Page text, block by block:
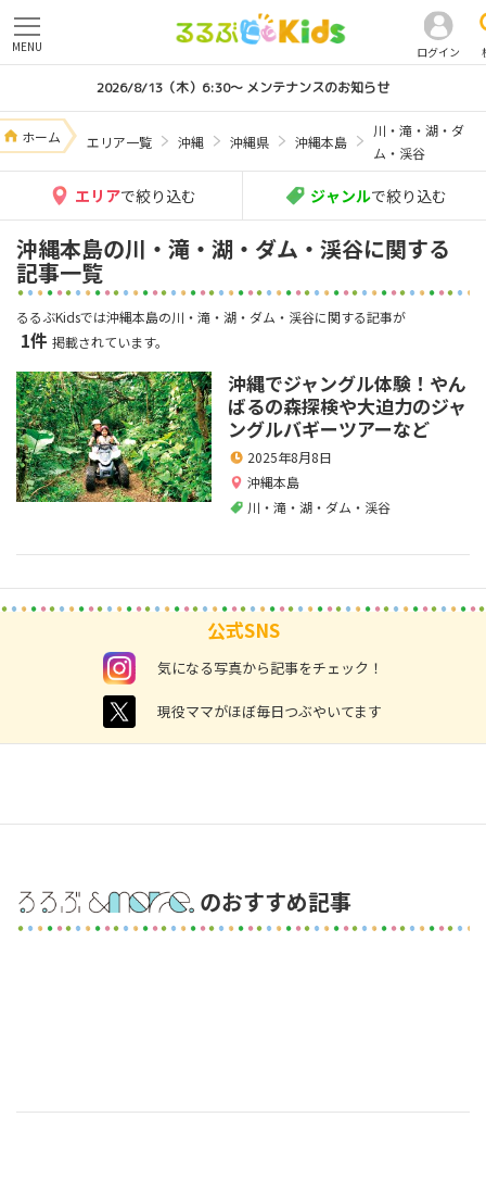
ログイン
MENU
2026/8/13（木）6:30～ メンテナンスのお知らせ
ホーム エリア一覧 沖縄 沖縄県 沖縄本島
川・滝・湖・ダ
ム・渓谷
エリアで絞り込む ジャンルで絞り込む
沖縄本島の川・滝・湖・ダム・渓谷に関する
記事一覧
るるぶKidsでは沖縄本島の川・滝・湖・ダム・渓谷に関する記事が
1件 掲載されています。
沖縄でジャングル体験！やん
ばるの森探検や大迫力のジャ
ングルバギーツアーなど
2025年8月8日
沖縄本島
川・滝・湖・ダム・渓谷
公式SNS
instagram 気になる写真から記事をチェック！
twitter 現役ママがほぼ毎日つぶやいてます
のおすすめ記事